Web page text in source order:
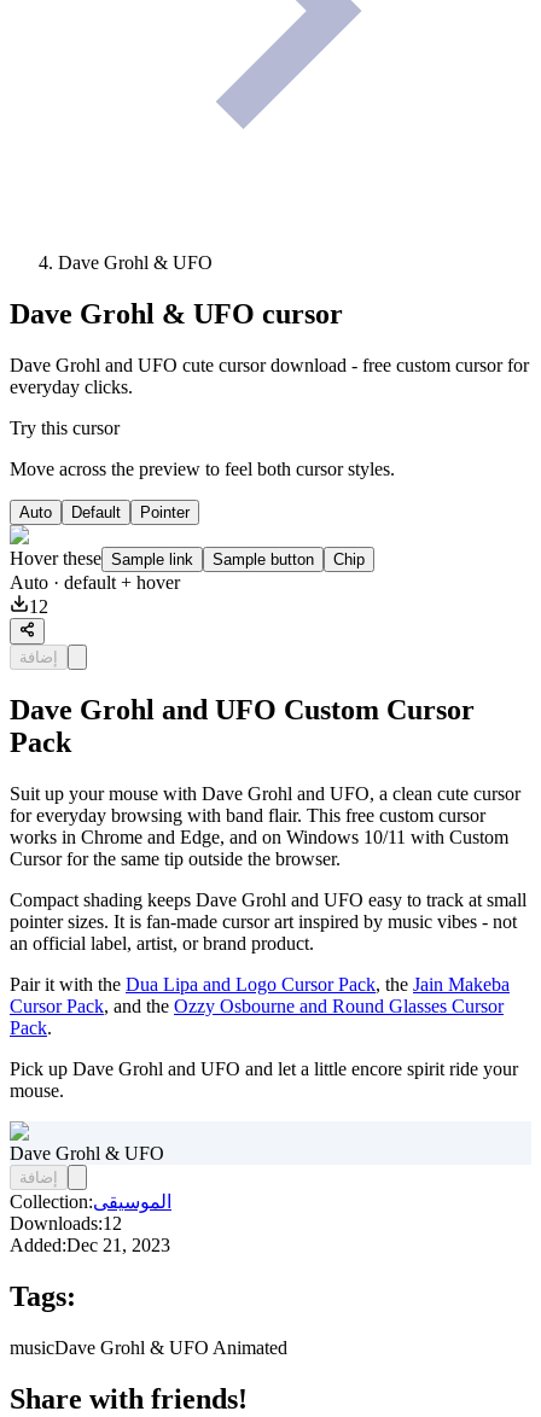
Dave Grohl & UFO
Dave Grohl & UFO cursor
Dave Grohl and UFO cute cursor download - free custom cursor for
everyday clicks.
Try this cursor
Move across the preview to feel both cursor styles.
Auto Default Pointer
Hover these Sample link Sample button Chip
Auto · default + hover
12
إضافة
Dave Grohl and UFO Custom Cursor
Pack
Suit up your mouse with Dave Grohl and UFO, a clean cute cursor
for everyday browsing with band flair. This free custom cursor
works in Chrome and Edge, and on Windows 10/11 with Custom
Cursor for the same tip outside the browser.
Compact shading keeps Dave Grohl and UFO easy to track at small
pointer sizes. It is fan-made cursor art inspired by music vibes - not
an official label, artist, or brand product.
Pair it with the Dua Lipa and Logo Cursor Pack, the Jain Makeba
Cursor Pack, and the Ozzy Osbourne and Round Glasses Cursor
Pack.
Pick up Dave Grohl and UFO and let a little encore spirit ride your
mouse.
Dave Grohl & UFO
إضافة
Collection:الموسيقى
Downloads:12
Added:Dec 21, 2023
Tags:
musicDave Grohl & UFO Animated
Share with friends!